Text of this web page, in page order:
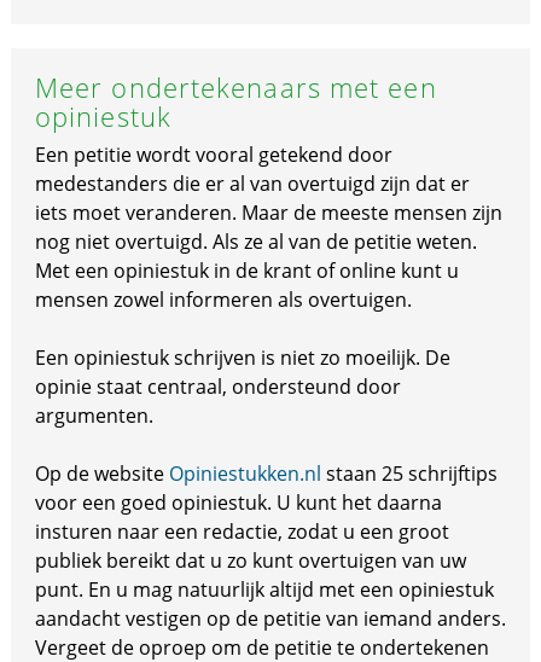
Meer ondertekenaars met een
opiniestuk
Een petitie wordt vooral getekend door
medestanders die er al van overtuigd zijn dat er
iets moet veranderen. Maar de meeste mensen zijn
nog niet overtuigd. Als ze al van de petitie weten.
Met een opiniestuk in de krant of online kunt u
mensen zowel informeren als overtuigen.
Een opiniestuk schrijven is niet zo moeilijk. De
opinie staat centraal, ondersteund door
argumenten.
Op de website Opiniestukken.nl staan 25 schrijftips
voor een goed opiniestuk. U kunt het daarna
insturen naar een redactie, zodat u een groot
publiek bereikt dat u zo kunt overtuigen van uw
punt. En u mag natuurlijk altijd met een opiniestuk
aandacht vestigen op de petitie van iemand anders.
Vergeet de oproep om de petitie te ondertekenen